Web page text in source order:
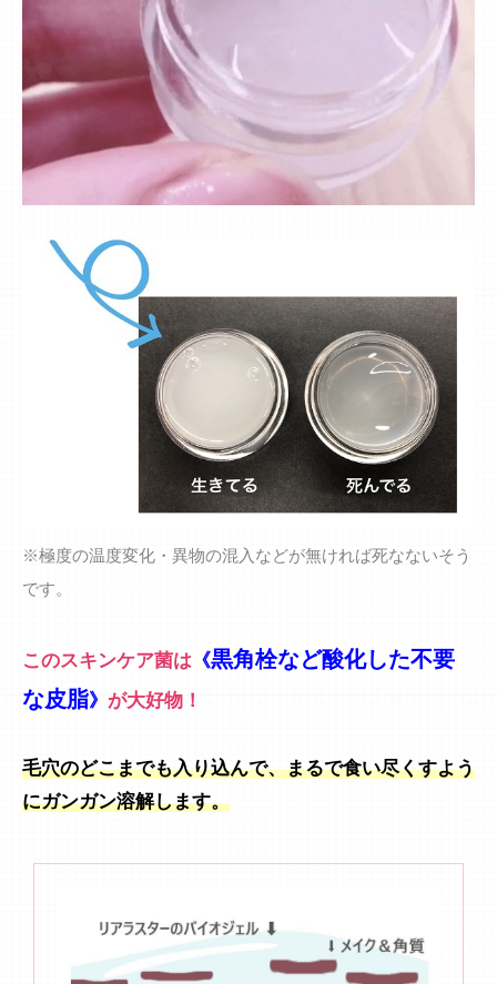
※極度の温度変化・異物の混入などが無ければ死なないそう
です。
このスキンケア菌は 《黒角栓など酸化した不要
な皮脂》 が大好物！
毛穴のどこまでも入り込んで、まるで食い尽くすよう
にガンガン溶解します。